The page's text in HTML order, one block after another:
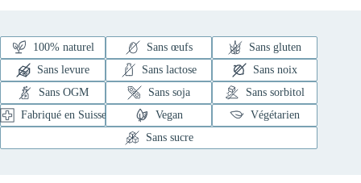
100% naturel Sans œufs
Sans gluten
Sans levure
Sans lactose
Sans noix
Sans OGM
Sans soja
Sans sorbitol
Fabriqué en Suisse
Vegan
Végétarien
Sans sucre